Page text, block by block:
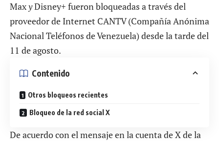
MaxyDisney+ fueron bloqueadas a través del
proveedor de Internet CANTV (Compañía Anónima
Nacional Teléfonos de Venezuela) desde la tarde del
11 de agosto.
Contenido
Otros bloqueos recientes
Bloqueo de la red social X
De acuerdo con el mensaje en la cuenta de X de la